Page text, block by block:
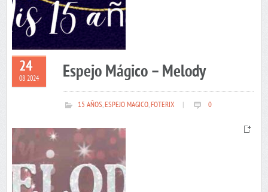
24
08 2024 Espejo Mágico – Melody
15 AÑOS,ESPEJO MAGICO,FOTERIX 0